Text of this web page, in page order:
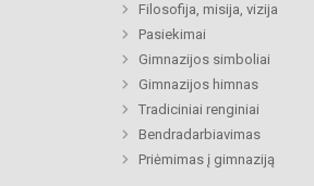
Filosofija, misija, vizija
Pasiekimai
Gimnazijos simboliai
Gimnazijos himnas
Tradiciniai renginiai
Bendradarbiavimas
Priėmimas į gimnaziją